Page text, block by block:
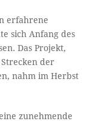
erfahrene
sich Anfang des
Das Projekt,
Strecken der
nahm im Herbst
zunehmende